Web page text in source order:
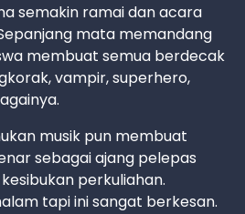
semakin ramai dan acara
mata memandang
membuat semua berdecak
vampir, superhero,
musik pun membuat
sebagai ajang pelepas
perkuliahan.
tapi ini sangat berkesan.